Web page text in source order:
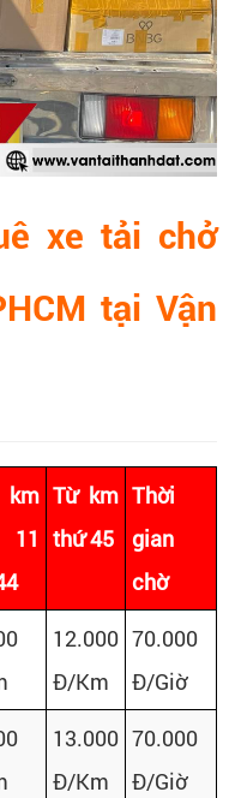
xe tải chở
tại Vận
Từ km
thứ 45
Thời
gian
chờ
12.000
Đ/Km
70.000
Đ/Giờ
13.000
Đ/Km
70.000
Đ/Giờ